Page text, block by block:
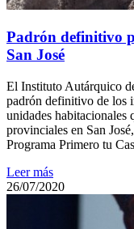
Padrón definitivo
San José
El Instituto Autárquico
padrón definitivo de los
unidades habitacionales
provinciales en San
Programa Primero tu
Leer más
26/07/2020